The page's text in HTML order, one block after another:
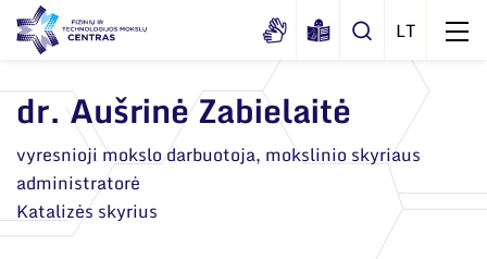
Apie mus
Dokumentai
Sertifikatai ir akreditavimo pažymėjimai
Struktūra
dr. Aušrinė Zabielaitė
vyresnioji mokslo darbuotoja, mokslinio skyriaus
administratorė
Katalizės skyrius